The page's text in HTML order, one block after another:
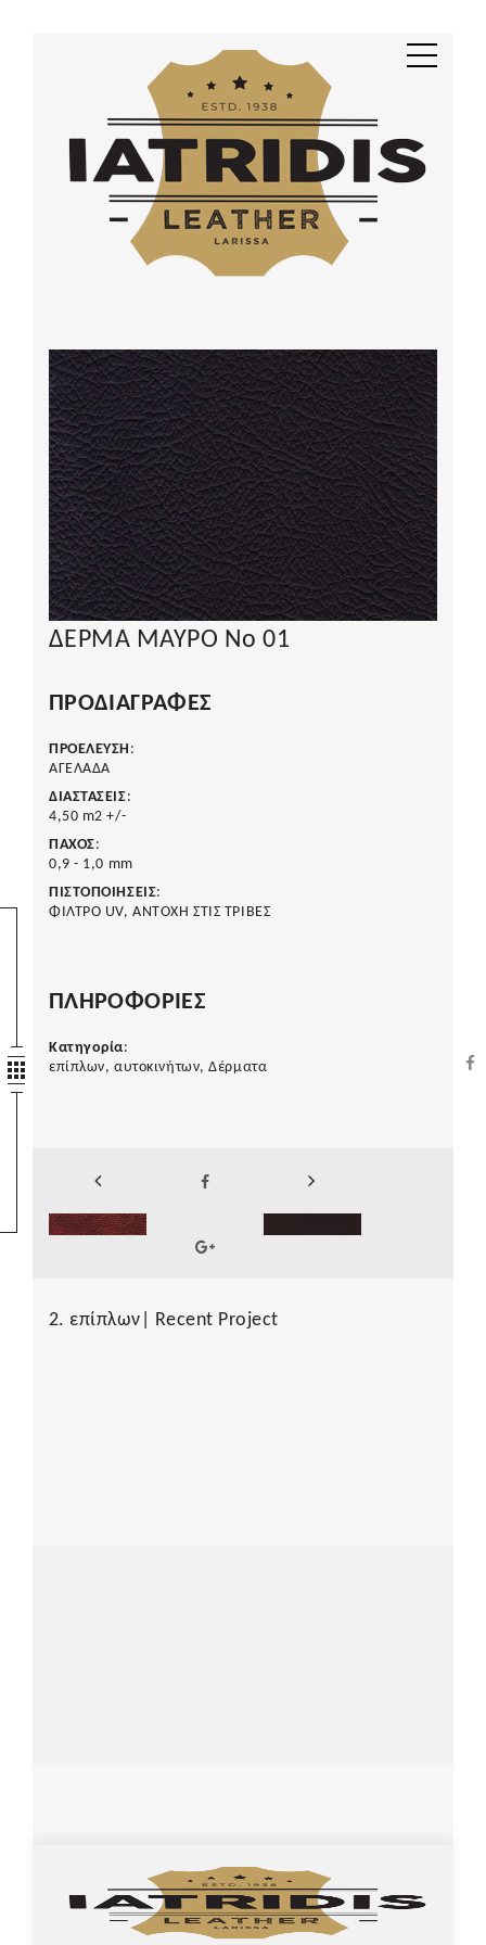
ΔΕΡΜΑ ΜΑΥΡΟ Νο 01
ΠΡΟΔΙΑΓΡΑΦΈΣ
ΠΡΟΕΛΕΥΣΗ :
ΑΓΕΛΑΔΑ
ΔΙΑΣΤΑΣΕΙΣ:
4,50 m2 +/-
ΠΑΧΟΣ:
0,9 - 1,0 mm
ΠΙΣΤΟΠΟΙΗΣΕΙΣ:
ΦΙΛΤΡΟ UV, ΑΝΤΟΧΗ ΣΤΙΣ ΤΡΙΒΕΣ
ΠΛΗΡΟΦΟΡΙΕΣ
Κατηγορία:
επίπλων, αυτοκινήτων, Δέρματα
2. επίπλων| Recent Project